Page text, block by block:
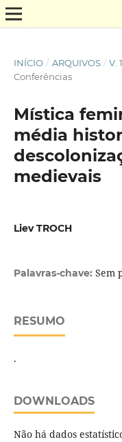
INÍCIO / ARQUIVOS / V.
Conferências
Mística
média
medievais
Liev TROCH
Palavras-chave: Sem
RESUMO
.
DOWNLOADS
Não há dados